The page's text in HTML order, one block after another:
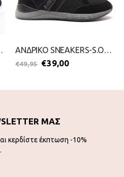
ΜΑΥΡΟ ΑΝΔΡΙΚΟ SNEAKERS-S.OLIVER-2111-0008-ΜΑΥΡΟ
€49,95 €39,00
ΜΑΣ
κερδίστε έκπτωση -10%